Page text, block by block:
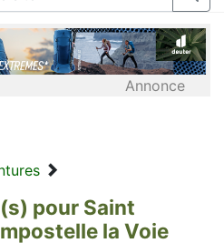
Annonce
pour Saint
la Voie